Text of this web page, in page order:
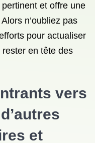
et offre une
n’oubliez pas
pour actualiser
en tête des
vers
et